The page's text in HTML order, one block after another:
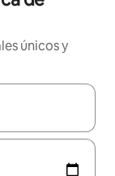
únicos y
navegar